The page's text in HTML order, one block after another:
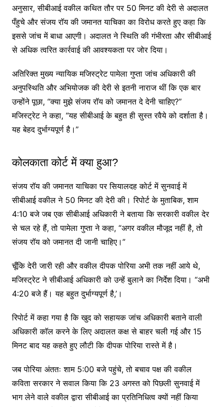
अनुसार, सीबीआई वकील कथित तौर पर 50 मिनट की देरी से अदालत
पँहुचे और संजय रॉय की जमानत याचिका का विरोध करते हुए कहा कि
इससे जांच में बाधा आएगी। अदालत ने स्थिति की गंभीरता और सीबीआई
से अधिक त्वरित कार्रवाई की आवश्यकता पर जोर दिया।
अतिरिक्त मुख्य न्यायिक मजिस्ट्रेट पामेला गुप्ता जांच अधिकारी की
अनुपस्थिति और अभियोजक की देरी से इतनी नाराज थीं कि एक बार
उन्होंने पूछा, “क्या मुझे संजय रॉय को जमानत दे देनी चाहिए?”
मजिस्ट्रेट ने कहा, “यह सीबीआई के बहुत ही सुस्त रवैये को दर्शाता है।
यह बेहद दुर्भाग्यपूर्ण है।”
कोलकाता कोर्ट में क्या हुआ?
संजय रॉय की जमानत याचिका पर सियालदह कोर्ट में सुनवाई में
सीबीआई वकील ने 50 मिनट की देरी की। रिपोर्ट के मुताबिक, शाम
4:10 बजे जब एक सीबीआई अधिकारी ने बताया कि सरकारी वकील देर
से चल रहे हैं, तो पामेला गुप्ता ने कहा, “अगर वकील मौजूद नहीं है, तो
संजय रॉय को जमानत दी जानी चाहिए।”
चूँकि देरी जारी रही और वकील दीपक पोरिया अभी तक नहीं आये थे,
मजिस्ट्रेट ने सीबीआई अधिकारी को उन्हें बुलाने का निर्देश दिया। “अभी
4:20 बजे हैं। यह बहुत दुर्भाग्यपूर्ण है,’।
रिपोर्ट में कहा गया है कि खुद को सहायक जांच अधिकारी बताने वाली
अधिकारी कॉल करने के लिए अदालत कक्ष से बाहर चली गई और 15
मिनट बाद यह कहते हुए लौटी कि दीपक पोरिया रास्ते में है।
जब पोरिया अंततः शाम 5:00 बजे पहुंचे, तो बचाव पक्ष की वकील
कविता सरकार ने सवाल किया कि 23 अगस्त को पिछली सुनवाई में
भाग लेने वाले वकील द्वारा सीबीआई का प्रतिनिधित्व क्यों नहीं किया